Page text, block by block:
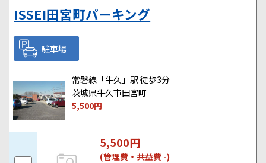
ISSEI田宮町パーキング
駐車場
常磐線「牛久」駅 徒歩3分
茨城県牛久市田宮町
5,500円
5,500円
(管理費・共益費 -)